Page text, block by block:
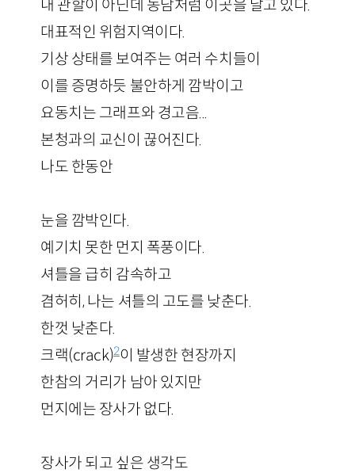
내 관할이 아닌데 농담처럼 이곳을 날고 있다.
대표적인 위험지역이다.
기상 상태를 보여주는 여러 수치들이
이를 증명하듯 불안하게 깜박이고
요동치는 그래프와 경고음...
본청과의 교신이 끊어진다.
나도 한동안
눈을 깜박인다.
예기치 못한 먼지 폭풍이다.
셔틀을 급히 감속하고
겸허히, 나는 셔틀의 고도를 낮춘다.
한껏 낮춘다.
크랙(crack)2이 발생한 현장까지
한참의 거리가 남아 있지만
먼지에는 장사가 없다.
장사가 되고 싶은 생각도